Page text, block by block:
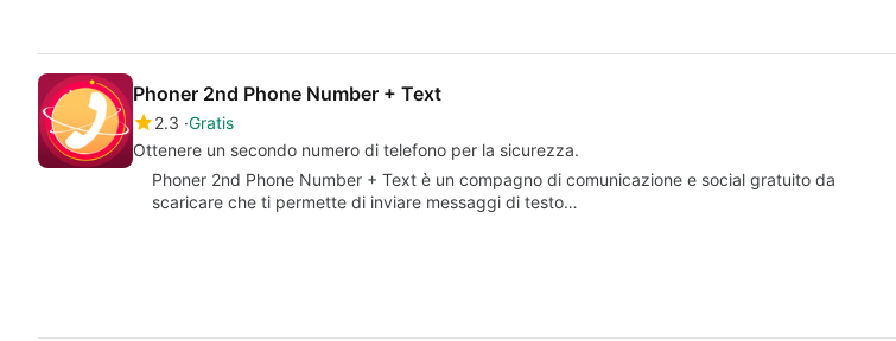
Phoner 2nd Phone Number + Text
2.3 Gratis
Ottenere un secondo numero di telefono per la sicurezza.
Phoner 2nd Phone Number + Text è un compagno di comunicazione e social gratuito da
scaricare che ti permette di inviare messaggi di testo…